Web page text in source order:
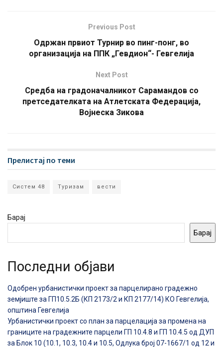
Previous Post
Одржан првиот Турнир во пинг-понг, во
организација на ППК „Гевдион“- Гевгелија
Next Post
Средба на градоначалникот Сарамандов со
претседателката на Атлетската Федерација,
Војнеска Зикова
Прелистај по теми
Систем 48 Туризам вести
Барај
Барај
Последни објави
Одобрен урбанистички проект за парцелирано градежно
земјиште за ГП10.5.2Б (КП 2173/2 и КП 2177/14) КО Гевгелија,
општина Гевгелија
Урбанистички проект со план за парцелација за промена на
границите на градежните парцели ГП 10.4.8 и ГП 10.4.5 од ДУП
за Блок 10 (10.1, 10.3, 10.4 и 10.5, Одлука број 07-1667/1 од 12 и